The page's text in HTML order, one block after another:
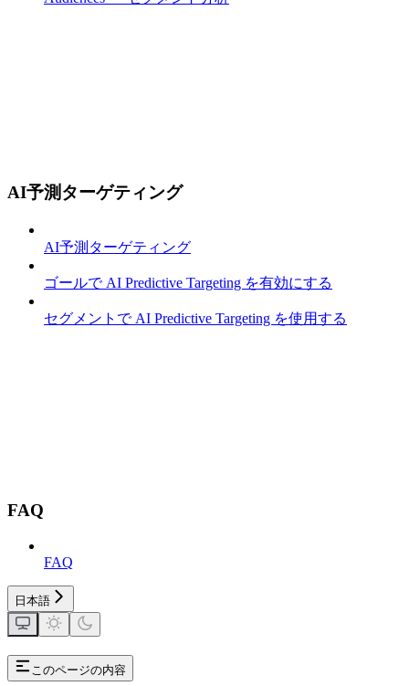
AI予測ターゲティング
AI予測ターゲティング
ゴールで AI Predictive Targeting を有効にする
セグメントで AI Predictive Targeting を使用する
FAQ
FAQ
日本語
このページの内容